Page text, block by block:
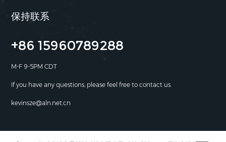
保持联系
+86 15960789288
M-F 9-5PM CDT
If you have any questions, please feel free to contact us.
kevinsze@aln.net.cn